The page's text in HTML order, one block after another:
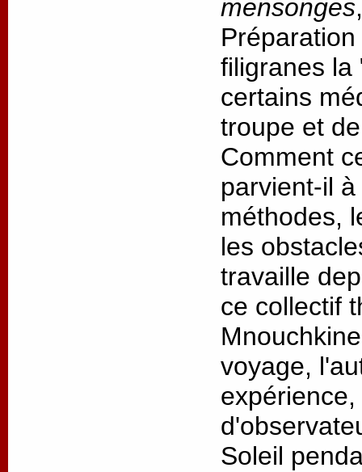
mensonges
filigranes la
certains
troupe et
Comment
parvient-il
méthodes,
les
travaille
ce collectif
voyage,
Soleil